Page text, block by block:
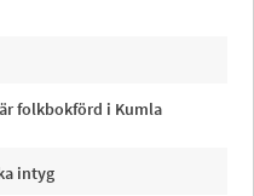
folkbokförd i Kumla
intyg